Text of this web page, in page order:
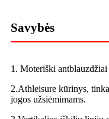
Savybės
1. Moteriški
2.Athleisure kūrinys,
jogos užsiėmimams.